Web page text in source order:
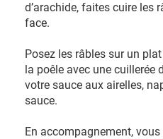
d’arachide, faites cuire les
face.
Posez les râbles sur un
la poêle avec une cuillerée
votre sauce aux airelles,
sauce.
En accompagnement,